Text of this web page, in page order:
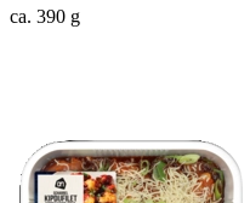
ca. 390 g